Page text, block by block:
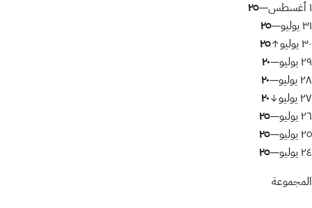
١ أغسطس —٢٥
٣١ يوليو
—٢٥
٣٠ يوليو
↑٢٥
٢٩ يوليو
—٢٠
٢٨ يوليو
—٢٠
٢٧ يوليو
↓٢٠
٢٦ يوليو
—٢٥
٢٥ يوليو
—٢٥
٢٤ يوليو
—٢٥
المجموعة